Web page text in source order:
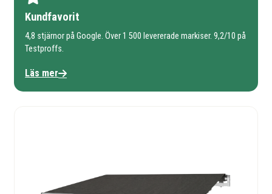
Kundfavorit
4,8 stjärnor på Google. Över 1 500 levererade markiser. 9,2/10 på
Testproffs.
Läs mer